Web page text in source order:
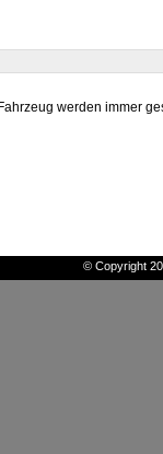
werden immer
© Copyright